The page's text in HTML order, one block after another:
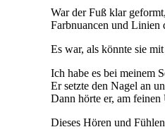
War der Fuß klar
Farbnuancen und Linien
Es war, als könnte sie
Ich habe es bei meinem
Er setzte den Nagel an
Dann hörte er, am
Dieses Hören und